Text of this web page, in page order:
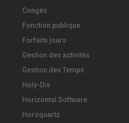
Congés
Fonction publique
Forfaits jours
Gestion des activités
Gestion des Temps
Holy-Dis
Horizontal Software
Horoquartz